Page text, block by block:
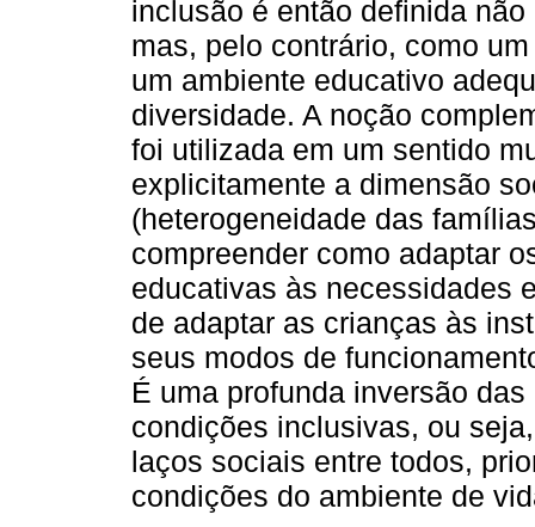
inclusão é então definida
mas, pelo contrário, como
um ambiente educativo
diversidade. A noção
foi utilizada em um sentido
explicitamente a dimensão
(heterogeneidade das
compreender como adaptar
educativas às necessidades
de adaptar as crianças às
seus modos de
É uma profunda inversão
condições inclusivas, ou
laços sociais entre todos,
condições do ambiente de